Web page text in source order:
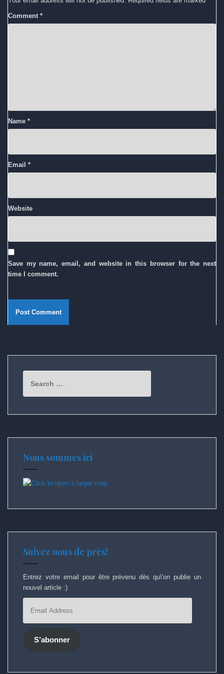
Comment *
Name *
Email *
Website
Save my name, email, and website in this browser for the next
time I comment.
for:
Nous sommes ici
Suivez nous de près!
Entrez votre email pour être prévenu dès qu\'on publie un
nouvel article :)
Address
S’abonner